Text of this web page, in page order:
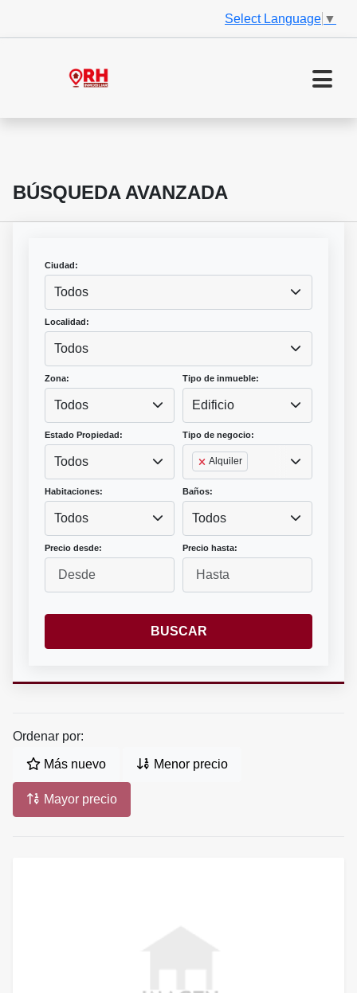
Select Language ▼
BÚSQUEDA AVANZADA
Ciudad:
Todos
Localidad:
Todos
Zona:
Todos
Tipo de inmueble:
Edificio
Estado Propiedad:
Todos
Tipo de negocio:
Alquiler
Habitaciones:
Todos
Baños:
Todos
Precio desde: Precio hasta:
BUSCAR
Ordenar por:
Más nuevo Menor precio
Mayor precio